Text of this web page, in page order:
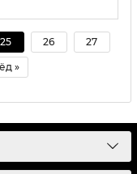
25 26 27
»